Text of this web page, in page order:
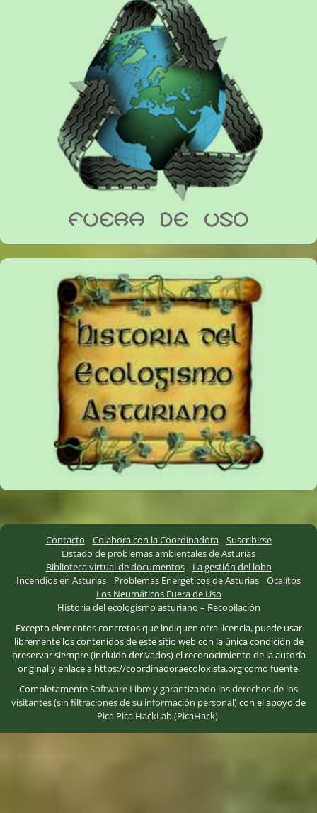
Contacto Colabora con la Coordinadora
Suscribirse
Listado de problemas ambientales de Asturias
Biblioteca virtual de documentos
La gestión del lobo
Incendios en Asturias
Problemas Energéticos de Asturias
Ocalitos
Los Neumáticos Fuera de Uso
Historia del ecologismo asturiano – Recopilación
Excepto elementos concretos que indiquen otra licencia, puede usar
libremente los contenidos de este sitio web con la única condición de
preservar siempre (incluido derivados) el reconocimiento de la autoría
original y enlace a https://coordinadoraecoloxista.org como fuente.
CompletamenteSoftware Libreygarantizando los derechos de los
visitantes (sin filtraciones de su información personal)con el apoyo de
Pica Pica HackLab (PicaHack).